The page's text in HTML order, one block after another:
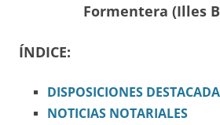
Formentera (Illes
ÍNDICE:
DISPOSICIONES
NOTICIAS NOTARIALES